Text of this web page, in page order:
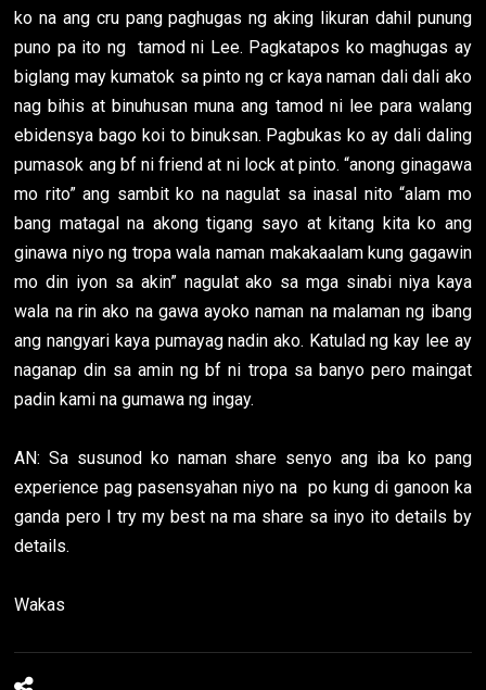
ko na ang cru pang paghugas ng aking likuran dahil punung
puno pa ito ng tamod ni Lee. Pagkatapos ko maghugas ay
biglang may kumatok sa pinto ng cr kaya naman dali dali ako
nag bihis at binuhusan muna ang tamod ni lee para walang
ebidensya bago koi to binuksan. Pagbukas ko ay dali daling
pumasok ang bf ni friend at ni lock at pinto. “anong ginagawa
mo rito” ang sambit ko na nagulat sa inasal nito “alam mo
bang matagal na akong tigang sayo at kitang kita ko ang
ginawa niyo ng tropa wala naman makakaalam kung gagawin
mo din iyon sa akin” nagulat ako sa mga sinabi niya kaya
wala na rin ako na gawa ayoko naman na malaman ng ibang
ang nangyari kaya pumayag nadin ako. Katulad ng kay lee ay
naganap din sa amin ng bf ni tropa sa banyo pero maingat
padin kami na gumawa ng ingay.
AN: Sa susunod ko naman share senyo ang iba ko pang
experience pag pasensyahan niyo na po kung di ganoon ka
ganda pero I try my best na ma share sa inyo ito details by
details.
Wakas